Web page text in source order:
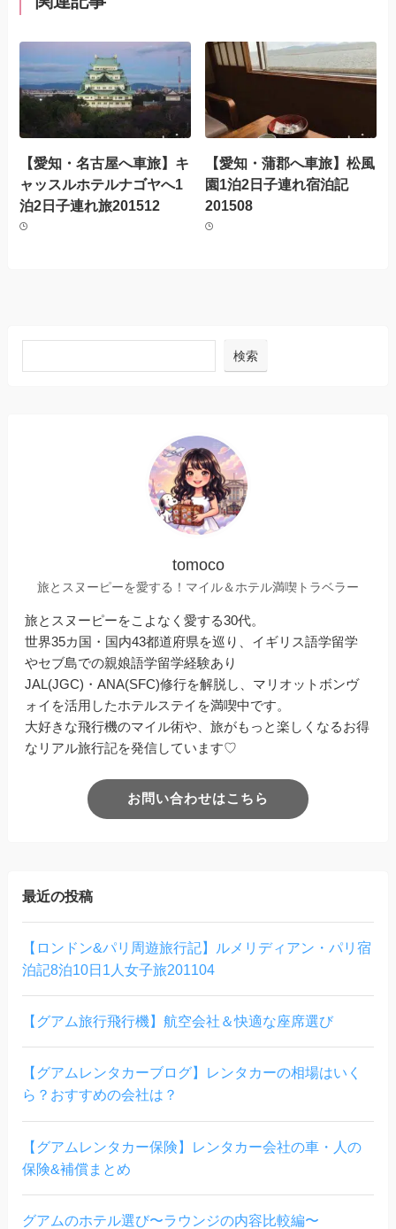
【愛知・名古屋へ車旅】キ
ャッスルホテルナゴヤへ1
泊2日子連れ旅201512
【愛知・蒲郡へ車旅】松風
園1泊2日子連れ宿泊記
201508
検索
tomoco
旅とスヌーピーを愛する！マイル＆ホテル満喫トラベラー
旅とスヌーピーをこよなく愛する30代。
世界35カ国・国内43都道府県を巡り、イギリス語学留学
やセブ島での親娘語学留学経験あり
JAL(JGC)・ANA(SFC)修行を解脱し、マリオットボンヴ
ォイを活用したホテルステイを満喫中です。
大好きな飛行機のマイル術や、旅がもっと楽しくなるお得
なリアル旅行記を発信しています♡
お問い合わせはこちら
最近の投稿
【ロンドン&パリ周遊旅行記】ルメリディアン・パリ宿
泊記8泊10日1人女子旅201104
【グアム旅行飛行機】航空会社＆快適な座席選び
【グアムレンタカーブログ】レンタカーの相場はいく
ら？おすすめの会社は？
【グアムレンタカー保険】レンタカー会社の車・人の
保険&補償まとめ
グアムのホテル選び〜ラウンジの内容比較編〜